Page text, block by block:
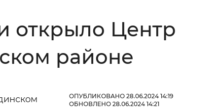
открыло Центр
районе
ОПУБЛИКОВАНО 28.06.2024 14:19
ОБНОВЛЕНО 28.06.2024 14:21